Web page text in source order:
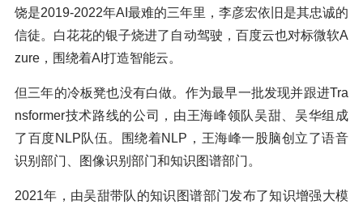
饶是2019-2022年AI最难的三年里，李彦宏依旧是其忠诚的
信徒。白花花的银子烧进了自动驾驶，百度云也对标微软A
zure，围绕着AI打造智能云。
但三年的冷板凳也没有白做。作为最早一批发现并跟进Tra
nsformer技术路线的公司，由王海峰领队吴甜、吴华组成
了百度NLP队伍。围绕着NLP，王海峰一股脑创立了语音
识别部门、图像识别部门和知识图谱部门。
2021年，由吴甜带队的知识图谱部门发布了知识增强大模